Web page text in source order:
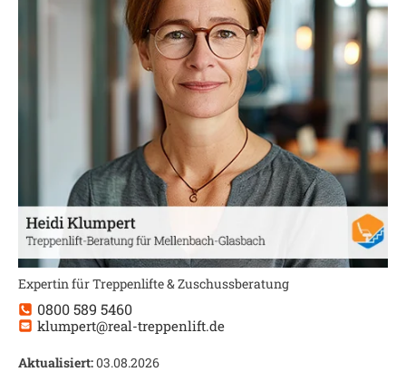
Expertin für Treppenlifte & Zuschussberatung
0800 589 5460
klumpert@real-treppenlift.de
Aktualisiert:03.08.2026